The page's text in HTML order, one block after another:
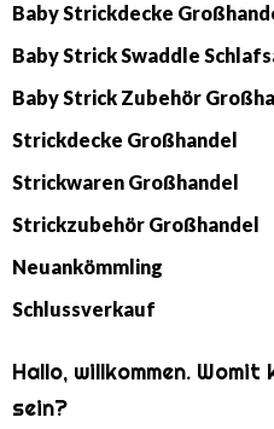
Baby Strickdecke
Baby Strick Swaddle
Baby Strick Zubehör
Strickdecke Großhandel
Strickwaren Großhandel
Strickzubehör Großhandel
Neuankömmling
Schlussverkauf
Hallo, willkommen.
sein?